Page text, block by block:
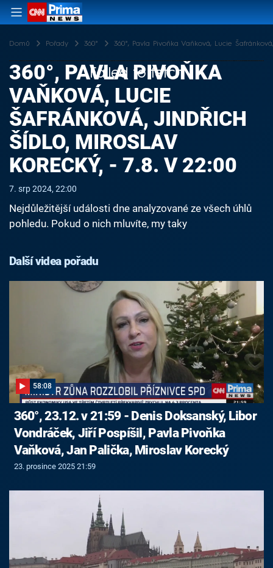
Domů Pořady 360° 360°, Pavla Pivoňka Vaňková, Lucie
Failed to fetch
360°, PAVLA PIVOŇKA
VAŇKOVÁ, LUCIE
ŠAFRÁNKOVÁ, JINDŘICH
ŠÍDLO, MIROSLAV
KORECKÝ, - 7.8. V 22:00
7. srp 2024, 22:00
Nejdůležitější události dne analyzované ze všech úhlů
pohledu. Pokud o nich mluvíte, my taky
Další videa pořadu
58:08
360°, 23.12. v 21:59 - Denis Doksanský, Libor
Vondráček, Jiří Pospíšil, Pavla Pivoňka
Vaňková, Jan Palička, Miroslav Korecký
23. prosince 2025 21:59